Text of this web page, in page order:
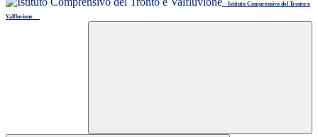
Istituto Comprensivo del Tronto e
Valfluvione